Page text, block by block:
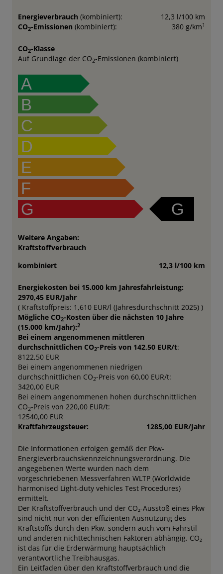
Energieverbrauch (kombiniert):
12,3 l/100 km
CO2-Emissionen (kombiniert): 380 g/km1
CO2-Klasse
Auf Grundlage der CO2-Emissionen (kombiniert)
A
B
C
D
E
F
G
G
Weitere Angaben:
Kraftstoffverbrauch
kombiniert
12,3 l/100 km
Energiekosten bei 15.000 km Jahresfahrleistung:
2970,45 EUR/Jahr
( Kraftstoffpreis: 1,610 EUR/l (Jahresdurchschnitt 2025) )
Mögliche CO2-Kosten über die nächsten 10 Jahre
(15.000 km/Jahr):2
Bei einem angenommenen mittleren
durchschnittlichen CO2-Preis von 142,50 EUR/t:
8122,50 EUR
Bei einem angenommenen niedrigen
durchschnittlichen CO2-Preis von 60,00 EUR/t:
3420,00 EUR
Bei einem angenommenen hohen durchschnittlichen
CO2-Preis von 220,00 EUR/t:
12540,00 EUR
Kraftfahrzeugsteuer:
1285,00 EUR/Jahr
Die Informationen erfolgen gemäß der Pkw-
Energieverbrauchskennzeichnungsverordnung. Die
angegebenen Werte wurden nach dem
vorgeschriebenen Messverfahren WLTP (Worldwide
harmonised Light-duty vehicles Test Procedures)
ermittelt.
Der Kraftstoffverbrauch und der CO₂-Ausstoß eines Pkw
sind nicht nur von der effizienten Ausnutzung des
Kraftstoffs durch den Pkw, sondern auch vom Fahrstil
und anderen nichttechnischen Faktoren abhängig. CO₂
ist das für die Erderwärmung hauptsächlich
verantwortliche Treibhausgas.
Ein Leitfaden über den Kraftstoffverbrauch und die